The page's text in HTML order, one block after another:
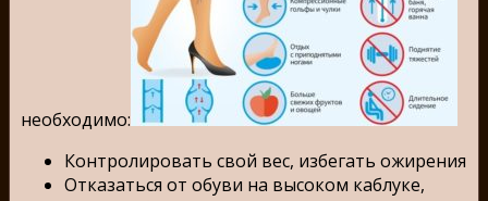
необходимо:
Контролировать свой вес, избегать ожирения
Отказаться от обуви на высоком каблуке,